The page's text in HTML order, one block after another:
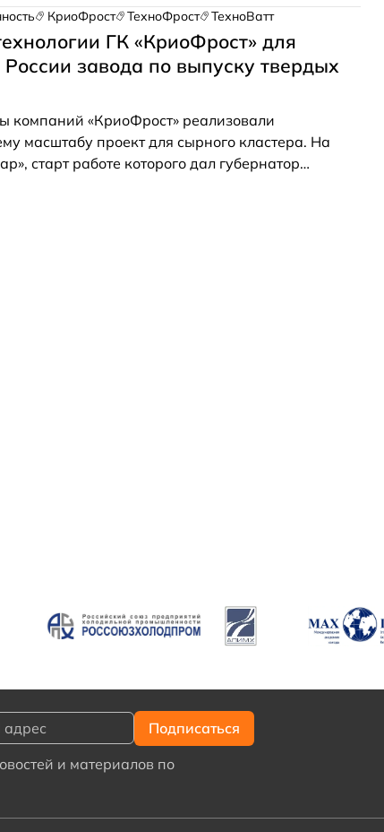
одним из ключевых факторов для
предприятиями.
КриоФрост ТехноФрост ТехноВатт
ГК «КриоФрост» для
завода по выпуску твердых
компаний «КриоФрост» реализовали
масштабу проект для сырного кластера. На
старт работе которого дал губернатор
и материалов по